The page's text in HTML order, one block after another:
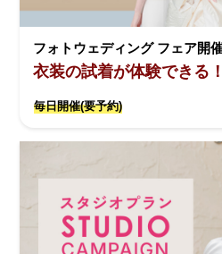
フォトウェディング フェア開
衣装の試着が体験できる！
毎日開催(要予約)